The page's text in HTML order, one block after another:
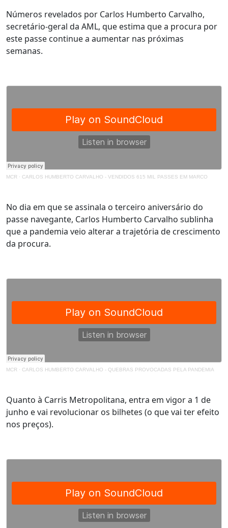
Números revelados por Carlos Humberto Carvalho,
secretário-geral da AML, que estima que a procura por
este passe continue a aumentar nas próximas
semanas.
MCR · CARLOS HUMBERTO CARVALHO - VENDIDOS 615 MIL PASSES EM MARCO
No dia em que se assinala o terceiro aniversário do
passe navegante, Carlos Humberto Carvalho sublinha
que a pandemia veio alterar a trajetória de crescimento
da procura.
MCR · CARLOS HUMBERTO CARVALHO - QUEBRAS PROVOCADAS PELA PANDEMIA
Quanto à Carris Metropolitana, entra em vigor a 1 de
junho e vai revolucionar os bilhetes (o que vai ter efeito
nos preços).